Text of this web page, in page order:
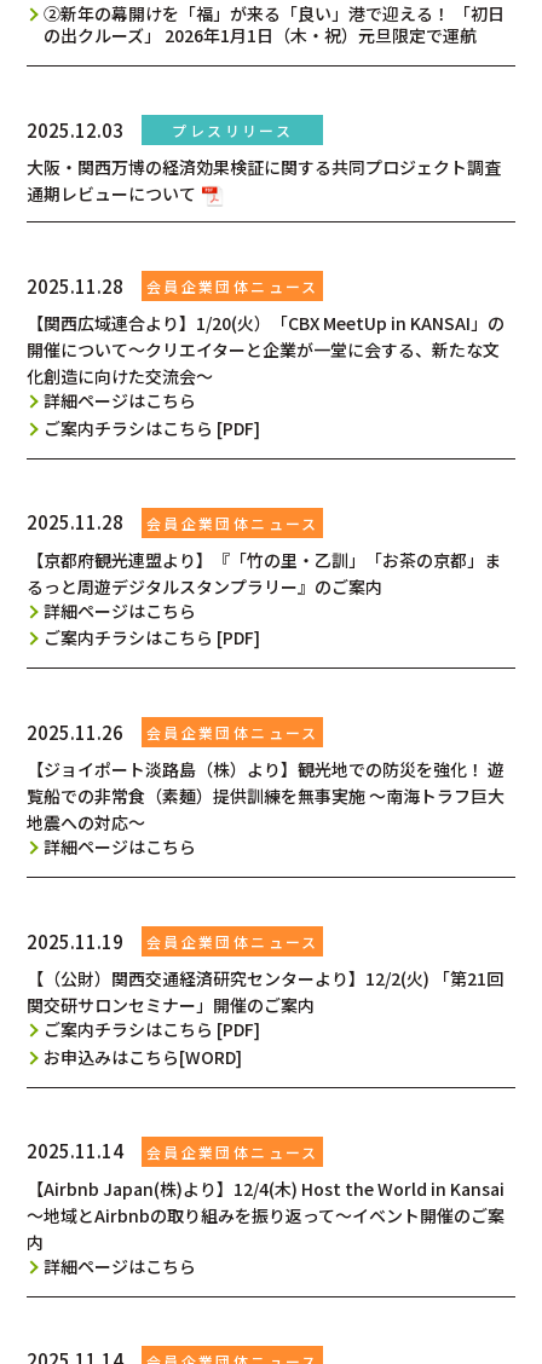
②新年の幕開けを「福」が来る「良い」港で迎える！ 「初日
の出クルーズ」 2026年1月1日（木・祝）元旦限定で運航
2025.12.03
大阪・関西万博の経済効果検証に関する共同プロジェクト調査
通期レビューについて
2025.11.28
【関西広域連合より】1/20(火）「CBX MeetUp in KANSAI」の
開催について～クリエイターと企業が一堂に会する、新たな文
化創造に向けた交流会～
詳細ページはこちら
ご案内チラシはこちら [PDF]
2025.11.28
【京都府観光連盟より】『「竹の里・乙訓」「お茶の京都」ま
るっと周遊デジタルスタンプラリー』のご案内
詳細ページはこちら
ご案内チラシはこちら [PDF]
2025.11.26
【ジョイポート淡路島（株）より】観光地での防災を強化！ 遊
覧船での非常食（素麺）提供訓練を無事実施 ～南海トラフ巨大
地震への対応～
詳細ページはこちら
2025.11.19
【（公財）関西交通経済研究センターより】12/2(火) 「第21回
関交研サロンセミナー」開催のご案内
ご案内チラシはこちら [PDF]
お申込みはこちら[WORD]
2025.11.14
【Airbnb Japan(株)より】12/4(木) Host the World in Kansai
～地域とAirbnbの取り組みを振り返って～イベント開催のご案
内
詳細ページはこちら